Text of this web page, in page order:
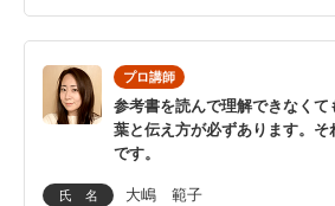
プロ講師
参考書を読んで理解できなく
葉と伝え方が必ずあります。
です。
氏 名 大嶋 範子